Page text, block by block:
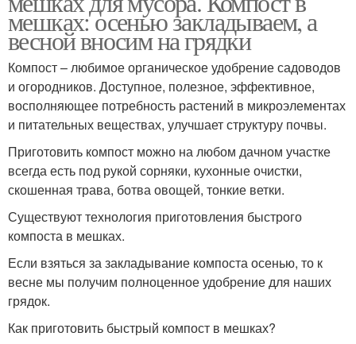
мешках: осенью закладываем, а
весной вносим на грядки
Компост – любимое органическое удобрение садоводов
и огородников. Доступное, полезное, эффективное,
восполняющее потребность растений в микроэлементах
и питательных веществах, улучшает структуру почвы.
Приготовить компост можно на любом дачном участке
всегда есть под рукой сорняки, кухонные очистки,
скошенная трава, ботва овощей, тонкие ветки.
Существуют технология приготовления быстрого
компоста в мешках.
Если взяться за закладывание компоста осенью, то к
весне мы получим полноценное удобрение для наших
грядок.
Как приготовить быстрый компост в мешках?